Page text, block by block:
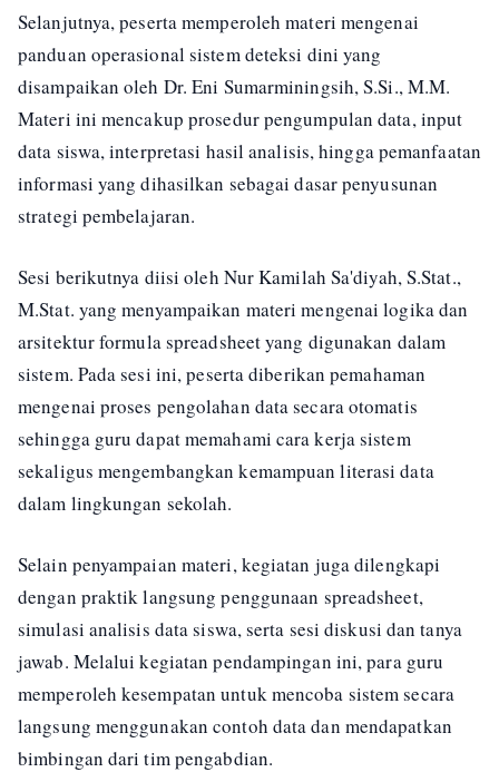
Selanjutnya, peserta memperoleh materi mengenai
panduan operasional sistem deteksi dini yang
disampaikan oleh Dr. Eni Sumarminingsih, S.Si., M.M.
Materi ini mencakup prosedur pengumpulan data, input
data siswa, interpretasi hasil analisis, hingga pemanfaatan
informasi yang dihasilkan sebagai dasar penyusunan
strategi pembelajaran.
Sesi berikutnya diisi oleh Nur Kamilah Sa'diyah, S.Stat.,
M.Stat. yang menyampaikan materi mengenai logika dan
arsitektur formula spreadsheet yang digunakan dalam
sistem. Pada sesi ini, peserta diberikan pemahaman
mengenai proses pengolahan data secara otomatis
sehingga guru dapat memahami cara kerja sistem
sekaligus mengembangkan kemampuan literasi data
dalam lingkungan sekolah.
Selain penyampaian materi, kegiatan juga dilengkapi
dengan praktik langsung penggunaan spreadsheet,
simulasi analisis data siswa, serta sesi diskusi dan tanya
jawab. Melalui kegiatan pendampingan ini, para guru
memperoleh kesempatan untuk mencoba sistem secara
langsung menggunakan contoh data dan mendapatkan
bimbingan dari tim pengabdian.